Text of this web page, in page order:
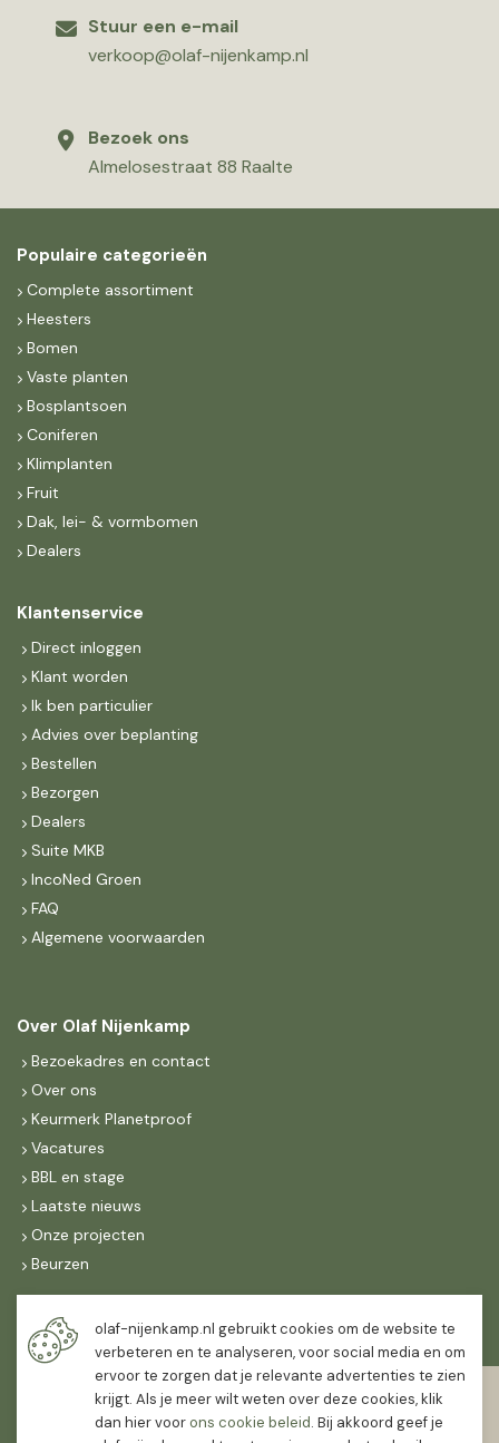
Stuur een e-mail
verkoop@olaf-nijenkamp.nl
Bezoek ons
Almelosestraat 88 Raalte
Populaire categorieën
Complete assortiment
Heesters
Bomen
Vaste planten
Bosplantsoen
Coniferen
Klimplanten
Fruit
Dak, lei- & vormbomen
Dealers
Klantenservice
Direct inloggen
Klant worden
Ik ben particulier
Advies over beplanting
Bestellen
Bezorgen
Dealers
Suite MKB
IncoNed Groen
FAQ
Algemene voorwaarden
Over Olaf Nijenkamp
Bezoekadres en contact
Over ons
Keurmerk Planetproof
Vacatures
BBL en stage
Laatste nieuws
Onze projecten
Beurzen
Maandag t/m vrijdag
07:30-
16:30
12:00
olaf-nijenkamp.nl gebruikt cookies om de website te
verbeteren en te analyseren, voor social media en om
ervoor te zorgen dat je relevante advertenties te zien
krijgt. Als je meer wilt weten over deze cookies, klik
dan hier voorons cookie beleid. Bij akkoord geef je